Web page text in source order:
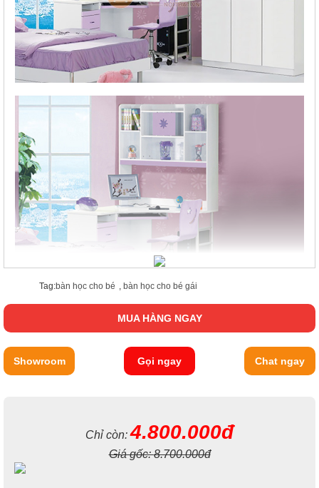
Tag:bàn học cho bé bàn học cho bé gái
MUA HÀNG NGAY
Showroom Gọi ngay Chat ngay
Chỉ còn:4.800.000đ
Giá gốc:8.700.000đ